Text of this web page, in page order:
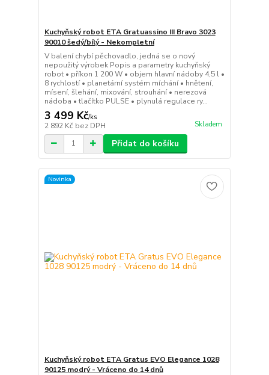
Kuchyňský robot ETA Gratuassino III Bravo 3023
90010 šedý/bílý - Nekompletní
V balení chybí pěchovadlo, jedná se o nový
nepoužitý výrobek Popis a parametry kuchyňský
robot • příkon 1 200 W • objem hlavní nádoby 4,5 l •
8 rychlostí • planetární systém míchání • hnětení,
mísení, šlehání, mixování, strouhání • nerezová
nádoba • tlačítko PULSE • plynulá regulace ry...
3 499 Kč/ks
2 892 Kč bez DPH Skladem
Přidat do košíku
Novinka
Kuchyňský robot ETA Gratus EVO Elegance 1028
90125 modrý - Vráceno do 14 dnů